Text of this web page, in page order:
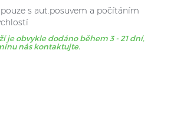
s aut.posuvem a počítáním
je obvykle dodáno během 3 - 21 dní,
nás kontaktujte.